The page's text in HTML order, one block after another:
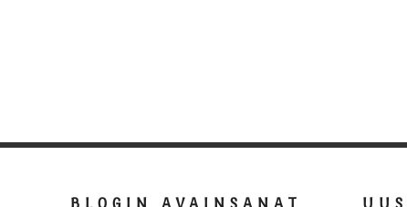
BLOGIN AVAINSANAT